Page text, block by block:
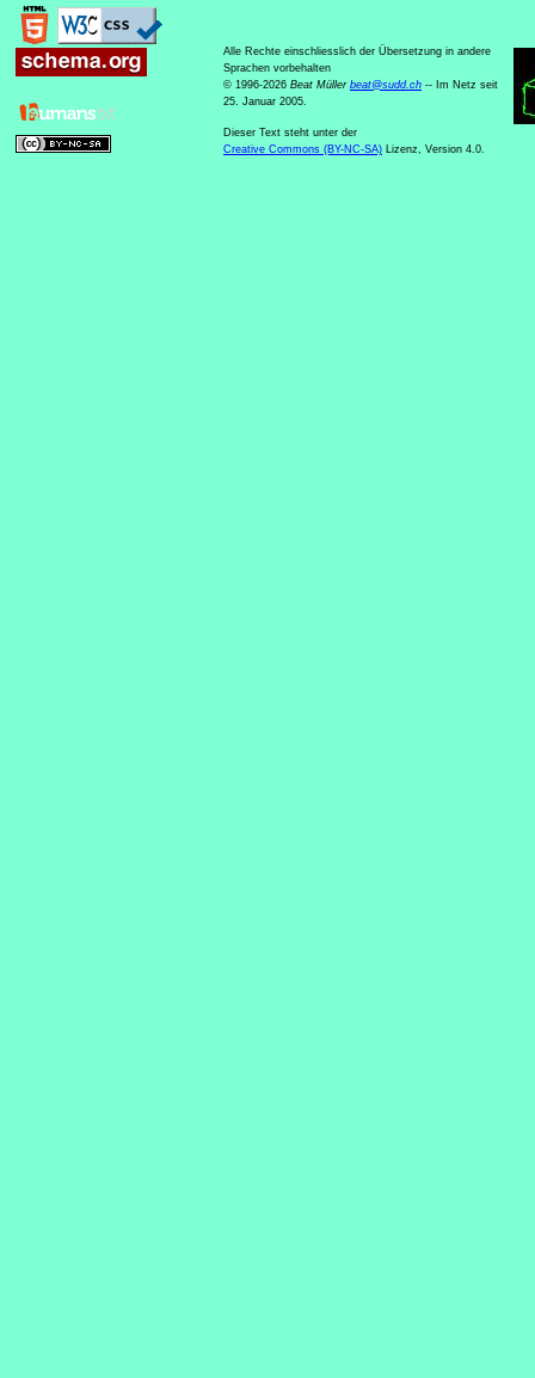
Alle Rechte einschliesslich der Übersetzung in andere
Sprachen vorbehalten
© 1996-2026 Beat Müller beat@sudd.ch -- Im Netz seit
25. Januar 2005.
Dieser Text steht unter der
Creative Commons (BY-NC-SA) Lizenz, Version 4.0.